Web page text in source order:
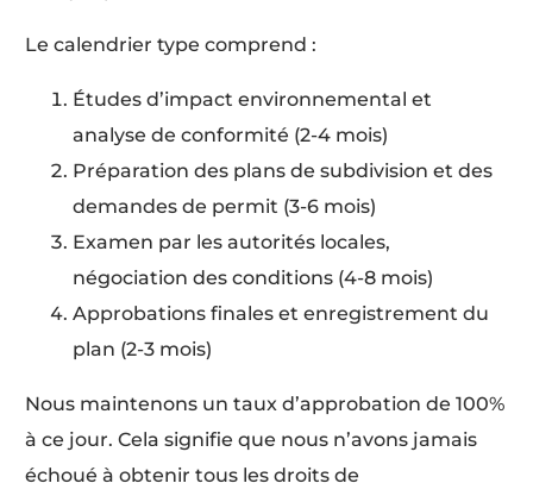
Le calendrier type comprend :
Études d’impact environnemental et
analyse de conformité (2-4 mois)
Préparation des plans de subdivision et des
demandes de permit (3-6 mois)
Examen par les autorités locales,
négociation des conditions (4-8 mois)
Approbations finales et enregistrement du
plan (2-3 mois)
Nous maintenons un taux d’approbation de 100%
à ce jour. Cela signifie que nous n’avons jamais
échoué à obtenir tous les droits de